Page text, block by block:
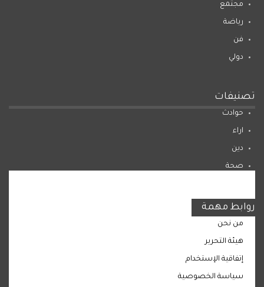
مجتمع
رياضة
فن
دولي
تصنيفات
حوادث
اراء
دين
صحة
روابط مهمة
من نحن
هيئة التحرير
إتفاقية الإستخدام
سياسة الخصوصية